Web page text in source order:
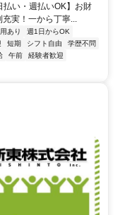
い・週払いOK】お財
実！一から丁寧...
あり
週1日からOK
短期 シフト自由
学歴不問
午前
経験者歓迎